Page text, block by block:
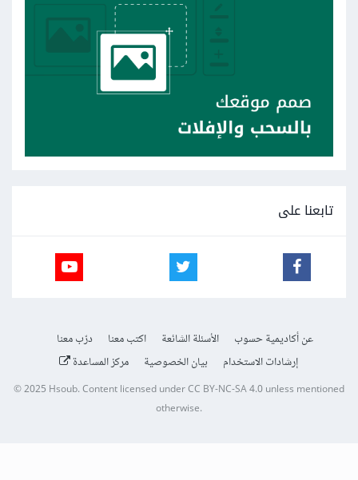
تابعنا على
عن أكاديمية حسوب الأسئلة الشائعة اكتب معنا
درّب معنا
إرشادات الاستخدام
بيان الخصوصية مركز المساعدة
© 2025 Hsoub.Content licensed underCC BY-NC-SA 4.0unless mentioned
otherwise.